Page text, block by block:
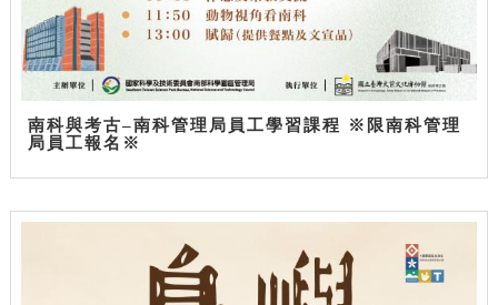
南科與考古–南科管理局員工學習課程 ※限南科管理
局員工報名※